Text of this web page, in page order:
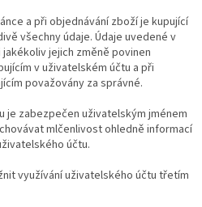
a při objednávání zboží je kupující
všechny údaje. Údaje uvedené v
jejich změně povinen
v uživatelském účtu a při
považovány za správné.
je zabezpečen uživatelským jménem
mlčenlivost ohledně informací
účtu.
využívání uživatelského účtu třetím